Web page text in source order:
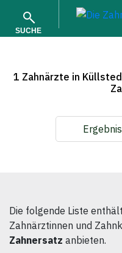
SUCHE
1 Zahnärzte in
Die folgende Liste
Zahnärztinnen und
Zahnersatz anbieten.